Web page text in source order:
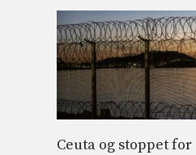
Ceuta og stoppet for